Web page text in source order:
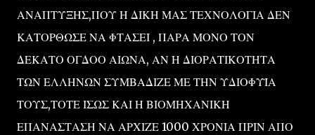
ΑΝΑΠΤΥΞΗΣ,ΠΟΥ Η ΔΙΚΗ ΜΑΣ ΤΕΧΝΟΛΟΓΙΑ ΔΕΝ
ΚΑΤΟΡΘΩΣΕ ΝΑ ΦΤΑΣΕΙ , ΠΑΡΑ ΜΟΝΟ ΤΟΝ
ΔΕΚΑΤΟ ΟΓΔΟΟ ΑΙΩΝΑ, ΑΝ Η ΔΙΟΡΑΤΙΚΟΤΗΤΑ
ΤΩΝ ΕΛΛΗΝΩΝ ΣΥΜΒΑΔΙΖΕ ΜΕ ΤΗΝ ΥΔΙΟΦΥΪΑ
ΤΟΥΣ,ΤΟΤΕ ΙΣΩΣ ΚΑΙ Η ΒΙΟΜΗΧΑΝΙΚΗ
ΕΠΑΝΑΣΤΑΣΗ ΝΑ ΑΡΧΙΖΕ 1000 ΧΡΟΝΙΑ ΠΡΙΝ ΑΠΟ